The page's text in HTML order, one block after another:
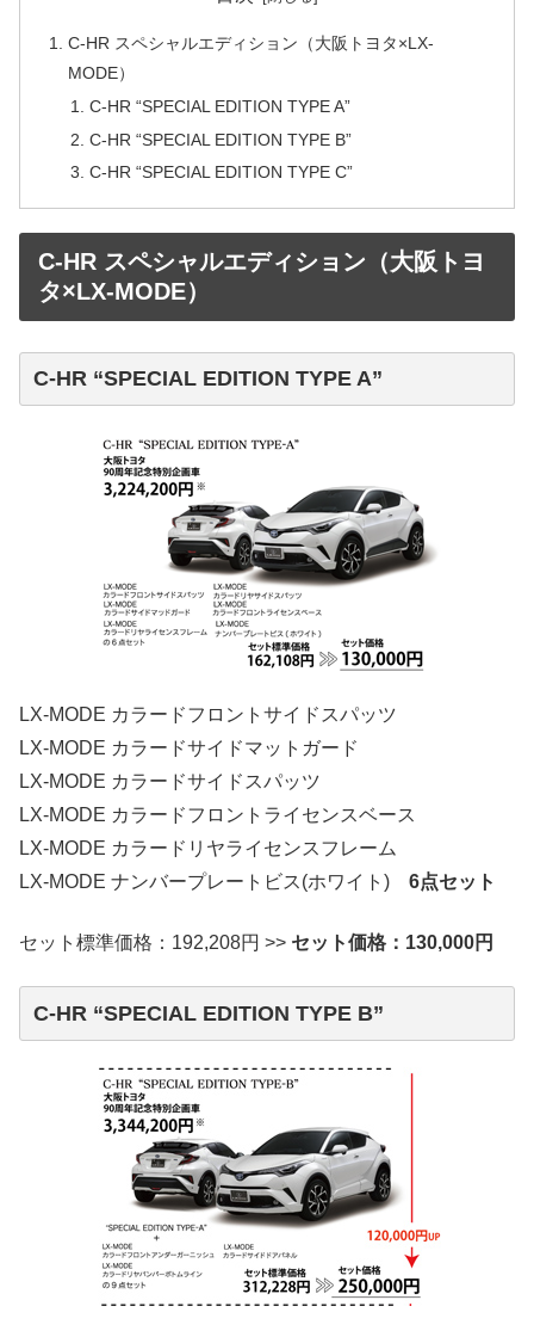
C-HR スペシャルエディション（大阪トヨタ×LX-
MODE）
C-HR “SPECIAL EDITION TYPE A”
C-HR “SPECIAL EDITION TYPE B”
C-HR “SPECIAL EDITION TYPE C”
C-HR スペシャルエディション（大阪トヨ
タ×LX-MODE）
C-HR “SPECIAL EDITION TYPE A”
LX-MODE カラードフロントサイドスパッツ
LX-MODE カラードサイドマットガード
LX-MODE カラードサイドスパッツ
LX-MODE カラードフロントライセンスベース
LX-MODE カラードリヤライセンスフレーム
LX-MODE ナンバープレートビス(ホワイト) 6点セット
セット標準価格：192,208円 >> セット価格：130,000円
C-HR “SPECIAL EDITION TYPE B”